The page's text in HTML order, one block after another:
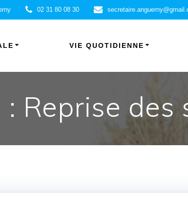
02 31 80 08 30
VIE QUOTIDIENNE
: Reprise des